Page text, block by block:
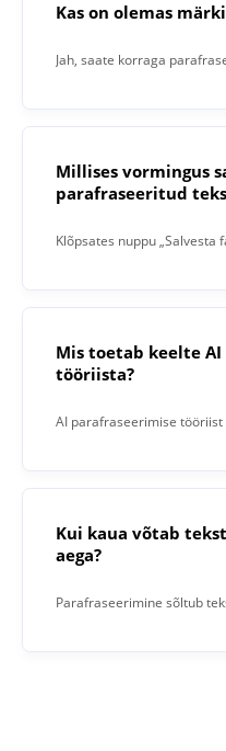
Kas on olemas
Jah, saate korraga
Millises vormingus
parafraseeritud
Klõpsates nuppu „Salvesta
Mis toetab keelte
tööriista?
AI parafraseerimise
Kui kaua võtab
aega?
Parafraseerimine sõltub